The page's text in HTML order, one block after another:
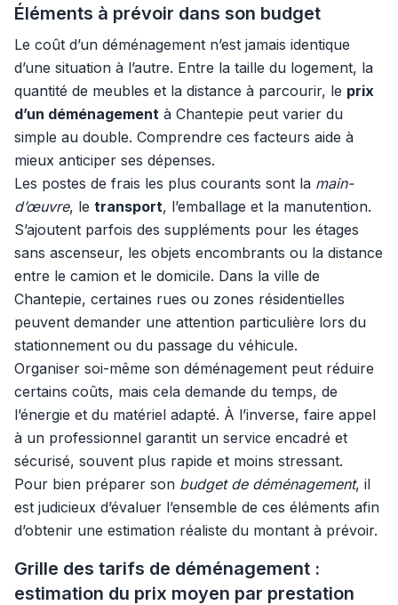
Éléments à prévoir dans son budget
Le coût d’un déménagement n’est jamais identique
d’une situation à l’autre. Entre la taille du logement, la
quantité de meubles et la distance à parcourir, le prix
d’un déménagement à Chantepie peut varier du
simple au double. Comprendre ces facteurs aide à
mieux anticiper ses dépenses.
Les postes de frais les plus courants sont la main-
d’œuvre, le transport, l’emballage et la manutention.
S’ajoutent parfois des suppléments pour les étages
sans ascenseur, les objets encombrants ou la distance
entre le camion et le domicile. Dans la ville de
Chantepie, certaines rues ou zones résidentielles
peuvent demander une attention particulière lors du
stationnement ou du passage du véhicule.
Organiser soi-même son déménagement peut réduire
certains coûts, mais cela demande du temps, de
l’énergie et du matériel adapté. À l’inverse, faire appel
à un professionnel garantit un service encadré et
sécurisé, souvent plus rapide et moins stressant.
Pour bien préparer son budget de déménagement, il
est judicieux d’évaluer l’ensemble de ces éléments afin
d’obtenir une estimation réaliste du montant à prévoir.
Grille des tarifs de déménagement :
estimation du prix moyen par prestation